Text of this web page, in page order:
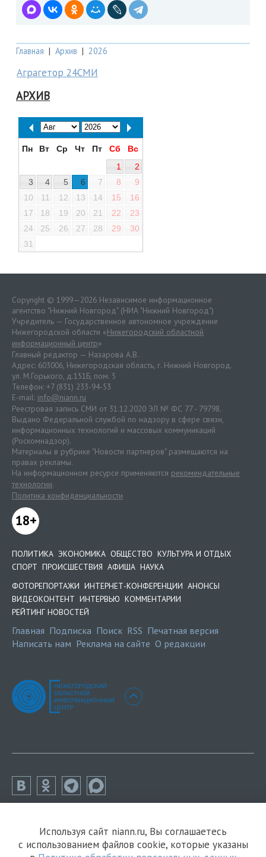
Главная | Архив | 2026
Аграгетор 24СМИ
АРХИВ
Пн Вт Ср Чт Пт Сб
Вс
1
2
3
4 5 6 7 8
9
10
11 12 13 14 15
16
17
18 19 20 21 22
23
24
25 26 27 28 29
30
31
Copyright © 1999—2026 Независимое информационное
агентство "Нижний Новгород" (НИА "Нижний Новгород")
Учредитель — Государственное автономное учреждение
Нижегородской области «Нижегородский областной
информационный центр»
Главный редактор — Назарова А.В.
Адрес: 603006, Нижегородская область, г. Нижний Новгород.
ул. М.Горького, д.151Б, пом. 5
Телефон: +7 (831) 233-94-53
E-mail: info@niann.ru
Реестровая запись СМИ от 31.12.2020 ЭЛ № ФС 77 - 79798.
Выдано Федеральной службой по надзору в сфере связи,
информационных технологий и массовых коммуникаций
(Роскомнадзор).
Материалы в рубрике "Новости партнеров" размещаются на
правах рекламы.
На информационном ресурсе применяются рекомендательные
технологии.
Политика конфиденциальности
18+
ПОЛИТИКА ЭКОНОМИКА ОБЩЕСТВО КУЛЬТУРА И ОТДЫХ
СПОРТ ПРОИСШЕСТВИЯ АФИША НАУКА
ФОТОРЕПОРТАЖИ ИНТЕРНЕТ-КОНФЕРЕНЦИИ АНОНСЫ
ВИДЕОКОНТЕНТ ИНТЕРВЬЮ КОММЕНТАРИИ
РЕЙТИНГ НОВОСТЕЙ
Главная Подписка Поиск RSS Печатная версия
Написать нам Реклама на сайте О редакции
Используя сайт niann.ru, Вы соглашаетесь
с использованием файлов cookie, которые указаны